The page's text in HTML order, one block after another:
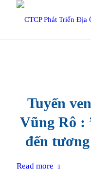
Tuyến
Vũng Rô :
đến
Read more